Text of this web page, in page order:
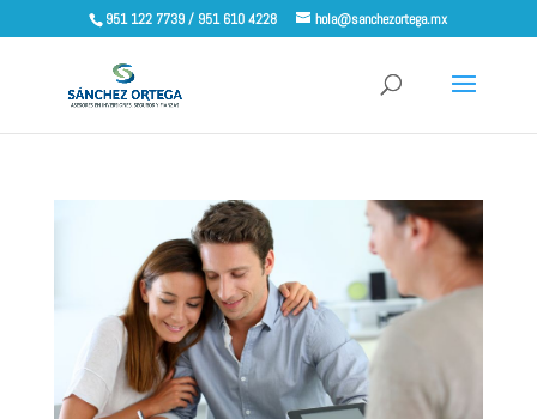
951 122 7739 / 951 610 4228 hola@sanchezortega.mx